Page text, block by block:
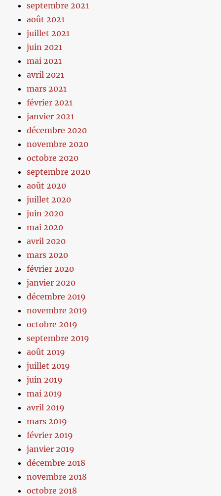
septembre 2021
août 2021
juillet 2021
juin 2021
mai 2021
avril 2021
mars 2021
février 2021
janvier 2021
décembre 2020
novembre 2020
octobre 2020
septembre 2020
août 2020
juillet 2020
juin 2020
mai 2020
avril 2020
mars 2020
février 2020
janvier 2020
décembre 2019
novembre 2019
octobre 2019
septembre 2019
août 2019
juillet 2019
juin 2019
mai 2019
avril 2019
mars 2019
février 2019
janvier 2019
décembre 2018
novembre 2018
octobre 2018